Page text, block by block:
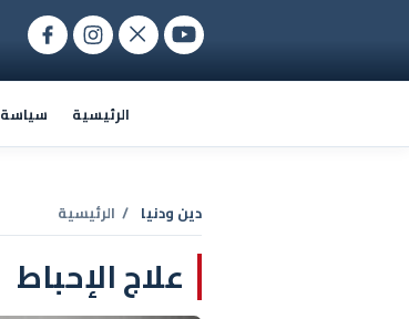
الرئيسية سياسة
دين ودنيا / الرئيسية
علاج الإحباط